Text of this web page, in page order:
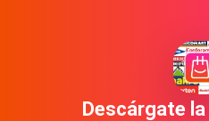
Descárgate